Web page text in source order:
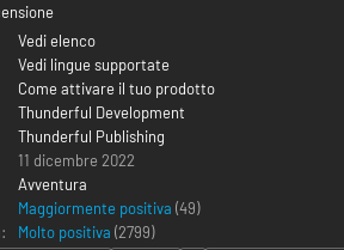
Vedi elenco
Vedi lingue supportate
Come attivare il tuo prodotto
Thunderful Development
Thunderful Publishing
11 dicembre 2022
Avventura
Maggiormente positiva (49)
Molto positiva (2799)